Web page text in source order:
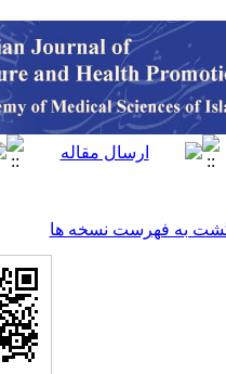
به فهرست نسخه ها